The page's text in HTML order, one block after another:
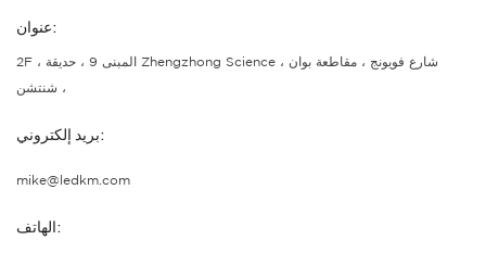
عنوان:
2F ، المبنى 9 ، حديقة Zhengzhong Science ، شارع فويونج ، مقاطعة بوان
، شنتشن
بريد إلكتروني:
mike@ledkm.com
الهاتف: